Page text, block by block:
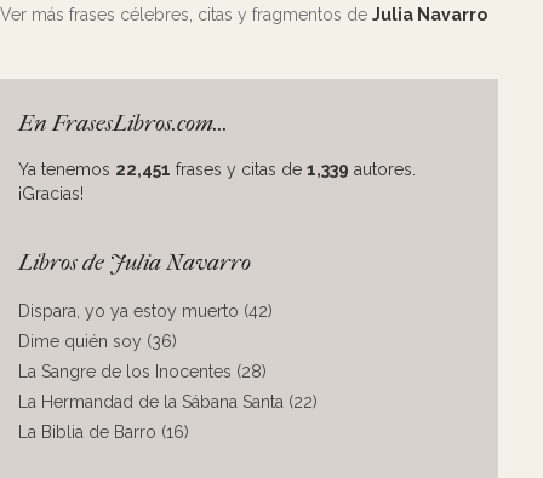
Ver más frases célebres, citas y fragmentos de Julia Navarro
En FrasesLibros.com...
Ya tenemos 22,451 frases y citas de 1,339 autores.
¡Gracias!
Libros de Julia Navarro
Dispara, yo ya estoy muerto (42)
Dime quién soy (36)
La Sangre de los Inocentes (28)
La Hermandad de la Sábana Santa (22)
La Biblia de Barro (16)